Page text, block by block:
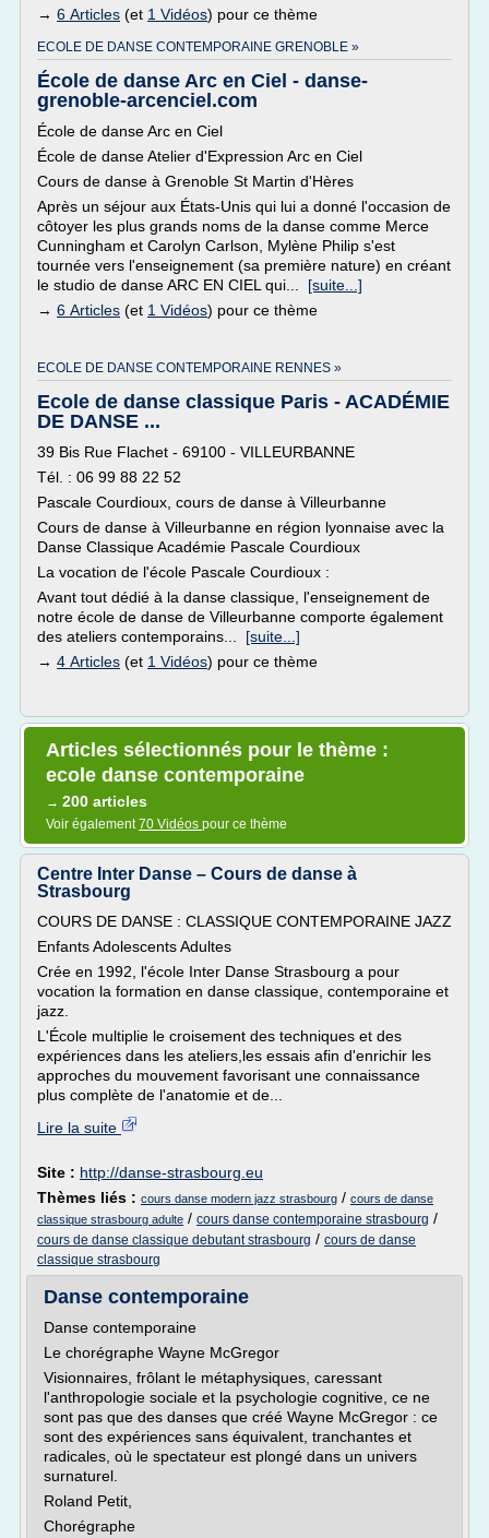
→ 6 Articles (et 1 Vidéos) pour ce thème
ECOLE DE DANSE CONTEMPORAINE GRENOBLE »
École de danse Arc en Ciel - danse-
grenoble-arcenciel.com
École de danse Arc en Ciel
École de danse Atelier d'Expression Arc en Ciel
Cours de danse à Grenoble St Martin d'Hères
Après un séjour aux États-Unis qui lui a donné l'occasion de
côtoyer les plus grands noms de la danse comme Merce
Cunningham et Carolyn Carlson, Mylène Philip s'est
tournée vers l'enseignement (sa première nature) en créant
le studio de danse ARC EN CIEL qui... [suite...]
→ 6 Articles (et 1 Vidéos) pour ce thème
ECOLE DE DANSE CONTEMPORAINE RENNES »
Ecole de danse classique Paris - ACADÉMIE
DE DANSE ...
39 Bis Rue Flachet - 69100 - VILLEURBANNE
Tél. : 06 99 88 22 52
Pascale Courdioux, cours de danse à Villeurbanne
Cours de danse à Villeurbanne en région lyonnaise avec la
Danse Classique Académie Pascale Courdioux
La vocation de l'école Pascale Courdioux :
Avant tout dédié à la danse classique, l'enseignement de
notre école de danse de Villeurbanne comporte également
des ateliers contemporains... [suite...]
→ 4 Articles (et 1 Vidéos) pour ce thème
Articles sélectionnés pour le thème :
ecole danse contemporaine
→ 200 articles
Voir également70 Vidéos pour ce thème
Centre Inter Danse – Cours de danse à
Strasbourg
COURS DE DANSE : CLASSIQUE CONTEMPORAINE JAZZ
Enfants Adolescents Adultes
Crée en 1992, l'école Inter Danse Strasbourg a pour
vocation la formation en danse classique, contemporaine et
jazz.
L'École multiplie le croisement des techniques et des
expériences dans les ateliers,les essais afin d'enrichir les
approches du mouvement favorisant une connaissance
plus complète de l'anatomie et de...
Lire la suite
Site : http://danse-strasbourg.eu
Thèmes liés : cours danse modern jazz strasbourg / cours de danse
classique strasbourg adulte / cours danse contemporaine strasbourg /
cours de danse classique debutant strasbourg / cours de danse
classique strasbourg
Danse contemporaine
Danse contemporaine
Le chorégraphe Wayne McGregor
Visionnaires, frôlant le métaphysiques, caressant
l'anthropologie sociale et la psychologie cognitive, ce ne
sont pas que des danses que créé Wayne McGregor : ce
sont des expériences sans équivalent, tranchantes et
radicales, où le spectateur est plongé dans un univers
surnaturel.
Roland Petit,
Chorégraphe